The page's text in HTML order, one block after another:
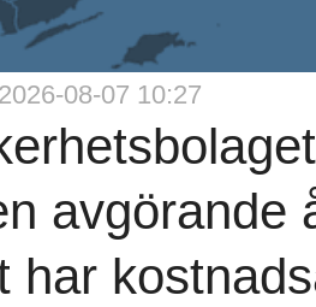
08-07 10:27
avgörande
har